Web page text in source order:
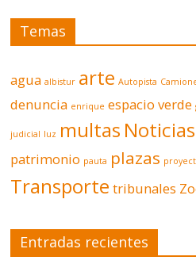
Temas
agua albistur arte Autopista
denuncia enrique espacio verde
judicial luz multas Noticias
patrimonio pauta plazas
Transporte tribunales
Entradas recientes